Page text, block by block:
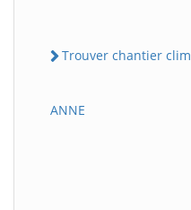
Trouver chantier
ANNE